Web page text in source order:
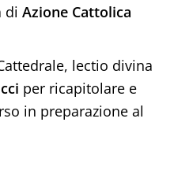
di Azione Cattolica
lectio divina
per ricapitolare e
in preparazione al